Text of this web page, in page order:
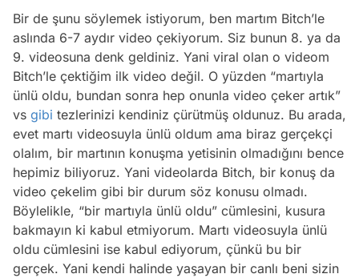
Bir de şunu söylemek istiyorum, ben martım Bitch’le
aslında 6-7 aydır video çekiyorum. Siz bunun 8. ya da
9. videosuna denk geldiniz. Yani viral olan o videom
Bitch’le çektiğim ilk video değil. O yüzden “martıyla
ünlü oldu, bundan sonra hep onunla video çeker artık”
vs gibi tezlerinizi kendiniz çürütmüş oldunuz. Bu arada,
evet martı videosuyla ünlü oldum ama biraz gerçekçi
olalım, bir martının konuşma yetisinin olmadığını bence
hepimiz biliyoruz. Yani videolarda Bitch, bir konuş da
video çekelim gibi bir durum söz konusu olmadı.
Böylelikle, “bir martıyla ünlü oldu” cümlesini, kusura
bakmayın ki kabul etmiyorum. Martı videosuyla ünlü
oldu cümlesini ise kabul ediyorum, çünkü bu bir
gerçek. Yani kendi halinde yaşayan bir canlı beni sizin